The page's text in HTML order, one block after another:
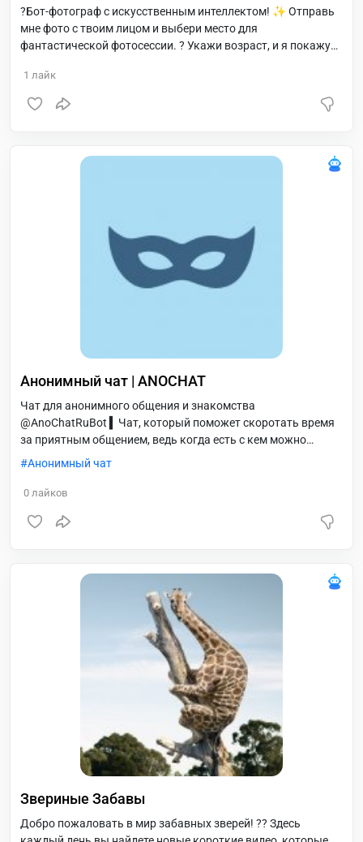
?Бот-фотограф с искусственным интеллектом! ✨ Отправь
мне фото с твоим лицом и выбери место для
фантастической фотосессии. ? Укажи возраст, и я покажу
лица, делись результатами с друзьями!
1 лайк
Анонимный чат | ANOCHAT
Чат для анонимного общения и знакомства
@AnoChatRuBot ▍Чат, который поможет скоротать время
за приятным общением, ведь когда есть с кем можно
весело пообщаться, то и день становится лучше! Если вдруг
Приятных собеседников Вторую половинку Находите
№1
Анонимный чат
0 лайков
Звериные Забавы
Добро пожаловать в мир забавных зверей! ?? Здесь